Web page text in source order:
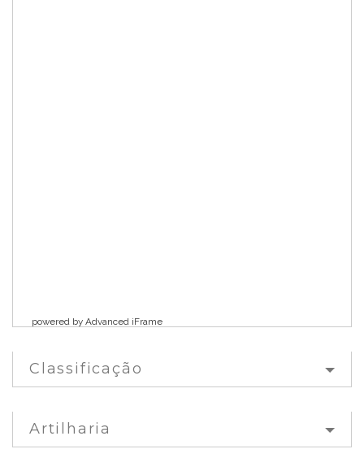
powered by Advanced iFrame
Classificação
Artilharia